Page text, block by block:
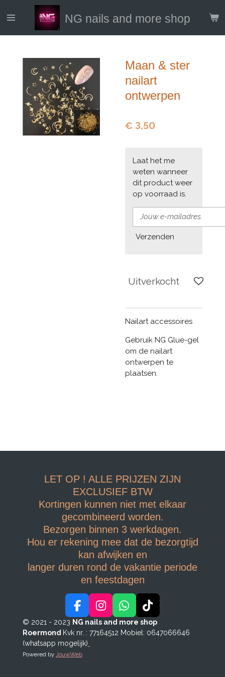
direct
NG nails and more shop
Maan & ster
nailart
ontwerpen
€ 3,50
Laat het me
weten wanneer
dit product weer
op voorraad is.
Verzenden
Uitverkocht
Nailart accessoires
Gebruik NG Glue-gel
om de nailart
ontwerpen te
plaatsen.
LET OP ! ALLE PRIJZEN ZIJN
EXCLUSIEF BTW
Kortingen kunnen niet met elkaar
gecombineerd worden.
Bezorgen binnen 3 werkdagen.
Hou er rekening mee dat de bezorgtijd
kan afwijken en
langer duren rond de vakantie periode
en feestdagen
F
a
c
e
b
I
n
s
W
h
a
T
i
k
© 2021 - 2023 NG nails and more shop
Roermond Kvk nr. : 77164512 Mobiel: 0647066646
(whatsapp mogelijk)
Powered by JouwWeb